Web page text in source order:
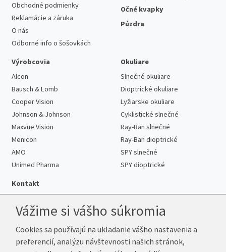
Obchodné podmienky
Reklamácie a záruka
O nás
Odborné info o šošovkách
Očné kvapky
Púzdra
Výrobcovia
Alcon
Bausch & Lomb
Cooper Vision
Johnson & Johnson
Maxvue Vision
Menicon
AMO
Unimed Pharma
Okuliare
Slnečné okuliare
Dioptrické okuliare
Lyžiarske okuliare
Cyklistické slnečné
Ray-Ban slnečné
Ray-Ban dioptrické
SPY slnečné
SPY dioptrické
Kontakt
Telefón:+421 222 205 863
E-mail:info@k-sosovky.sk
Vážime si vášho súkromia
Cookies sa používajú na ukladanie vášho nastavenia a
preferencií, analýzu návštevnosti našich stránok,